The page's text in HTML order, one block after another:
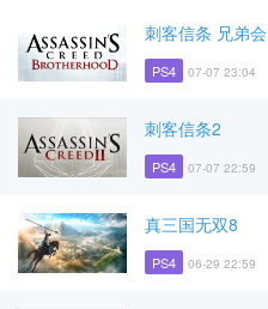
刺客信条 兄弟会
PS4 07-07 23:04
刺客信条2
PS4 07-07 22:59
真三国无双8
PS4 06-29 22:59